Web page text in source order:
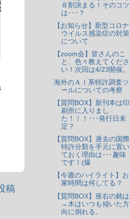
稿
８割決まる！そのコツ
は･･･？
【お知らせ】新型コロナ
ウイルス感染症の対策
について
【zoom会】皆さんのこ
と、色々教えてくださ
い！次回は4/23開催。
海外のＡＩ系特許調査ツ
ールについての考察
【質問BOX】新刊本は印
刷所に入りまし
た！！！･･･発行日未
定？
【質問BOX】過去の国際
特許分類を手元に置い
ておく理由は･･･趣味
です！(爆
【今週のハイライト】お
家時間は何してる？
【質問BOX】座右の銘は
→木はいつも傾いた方
向に倒れる。